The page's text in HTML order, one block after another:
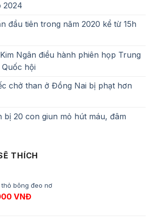
2024
đầu tiên trong năm 2020 kể từ 15h
Ngân điều hành phiên họp Trung
hội
chở than ở Đồng Nai bị phạt hơn
bị 20 con giun mỏ hút máu, đâm
THÍCH
thỏ bông đeo nơ
VNĐ